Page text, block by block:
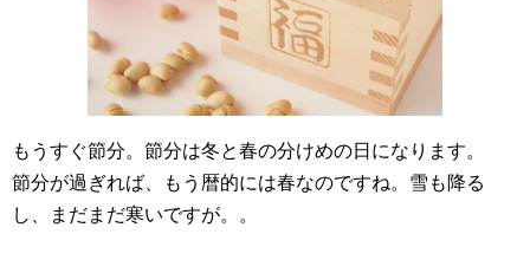
もうすぐ節分。節分は冬と春の分けめの日になります。
節分が過ぎれば、もう暦的には春なのですね。雪も降る
し、まだまだ寒いですが。。